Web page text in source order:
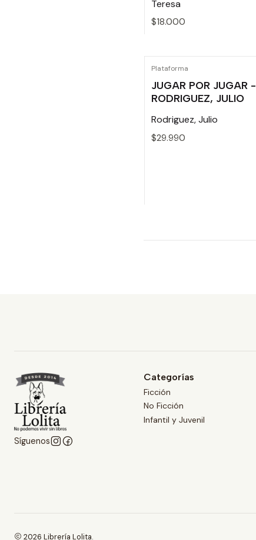
Teresa
$18.000
Plataforma
JUGAR POR JUGAR -
RODRIGUEZ, JULIO
Rodriguez, Julio
$29.990
Síguenos
Categorías
Ficción
No Ficción
Infantil y Juvenil
2026 Librería Lolita.